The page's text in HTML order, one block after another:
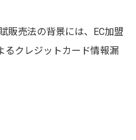
販売法の背景には、EC加盟
るクレジットカード情報漏